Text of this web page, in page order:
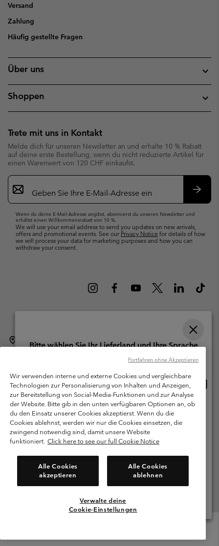
Versand
Zahlung
Häufig gestellte Fragen
Über uns
Shoppen
Trete mit uns in Kontakt
Melde dich für unseren Newsletter an und erhalte 10 % Rabatt
auf deine erste Bestellung, wenn du nicht reduzierte Artikel für
einen Warenwert von 120 CHF einkaufst.
Newsletter-
Anmeldung
Wenn du deine E-Mail-Adresse angibst, abonnierst du unseren Newsletter und
erhältst einen Willkommensrabatt von 10 %.
We will use your email address to send you updates on new arrivals,
offers and promotional events. See our Privacy Notice for details of how
we will process your data for marketing purposes and how you can
withdraw your consent.
Columbia Sportswear Company. Avenue des Morgines, 12 1213
Petit-Lancy Switzerland. Alle Rechte vorbehalten.
Nutzungsbedingungen
Allgemeine Verkaufsbedingungen
Garantie
Datenschutzerklärung
Bestimmungen und Bedingungen des Mitglieder Programms
Nutzungsbedingungen Für Nutzergenerierte Inhalte
Impressum
Cookies
Kundenservice: Mo- Fr. 9:00 - 13:00 & 14:00- 18:00 Uhr
(+)41315282015
Wir verwenden interne und externe Cookies und vergleichbare
Technologien zur Personalisierung von Inhalten und Anzeigen,
zur Bereitstellung von Social-Media-Funktionen und zur Analyse
der Website. Bitte gib in den unten verfügbaren Optionen an, ob
du den Einsatz unserer Cookies akzeptierst. Wenn du die
Cookies ablehnst, werden wir nur die Cookies einsetzen, die
zwingend notwendig sind, damit unsere Website
funktioniert. Click here to see our full Cookie Notice
Alle Cookies
akzeptieren
Alle Cookies
ablehnen
Verwalte deine
Cookie-Einstellungen
Fortfahren ohne Akzeptieren
Bitte wählen Sie Ihr Lieferland und Ihre Sprache
Online-Einkauf verfügbar
United States
Switzerland-English
Switzerland-Deutsch
Switzerland-Italiano
Alle Länder Anzeigen